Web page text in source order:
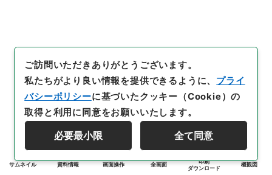
サムネイル 資料情報 画面操作 全画面
印刷
ダウンロード
概観図
ご訪問いただきありがとうございます。
私たちがより良い情報を提供できるように、 プライ
バシーポリシーに基づいたクッキー（Cookie）の
取得と利用に同意をお願いいたします。
必要最小限 全て同意